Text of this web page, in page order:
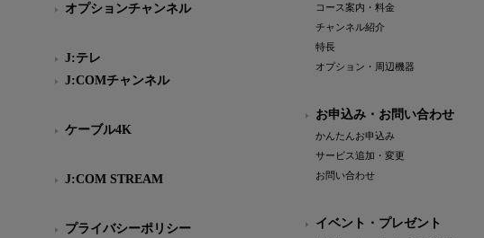
オプションチャンネル
J:テレ
J:COMチャンネル
ケーブル4K
J:COM STREAM
プライバシーポリシー
コース案内・料金
チャンネル紹介
特長
オプション・周辺機器
お申込み・お問い合わせ
かんたんお申込み
サービス追加・変更
お問い合わせ
イベント・プレゼント